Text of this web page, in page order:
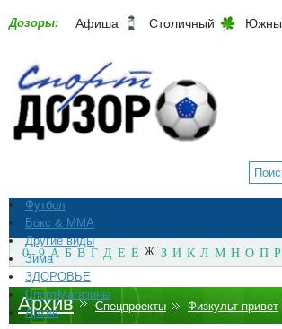
Дозоры: Афиша Столичный
Футбол
Бокс & ММА
Другие виды
Зима
ЗДОРОВЬЕ
СпортМагазины
Архив
0 - 9 А Б В Г Д Е Ё Ж З И К Л М Н О П Р
Архив Спецпроекты Физкульт привет